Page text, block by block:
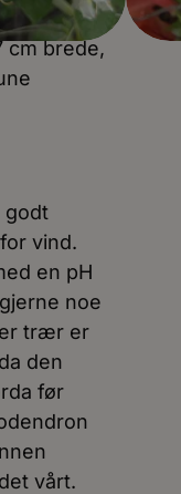
cm brede,
godt
vind.
en pH
noe
trær er
den
før
vårt.